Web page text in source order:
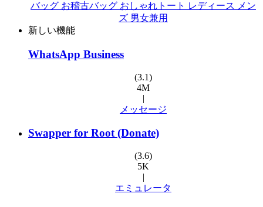
バッグ お稽古バッグ おしゃれトート レディース メン
ズ 男女兼用
新しい機能
WhatsApp Business
(3.1)
4M
|
メッセージ
Swapper for Root (Donate)
(3.6)
5K
|
エミュレータ